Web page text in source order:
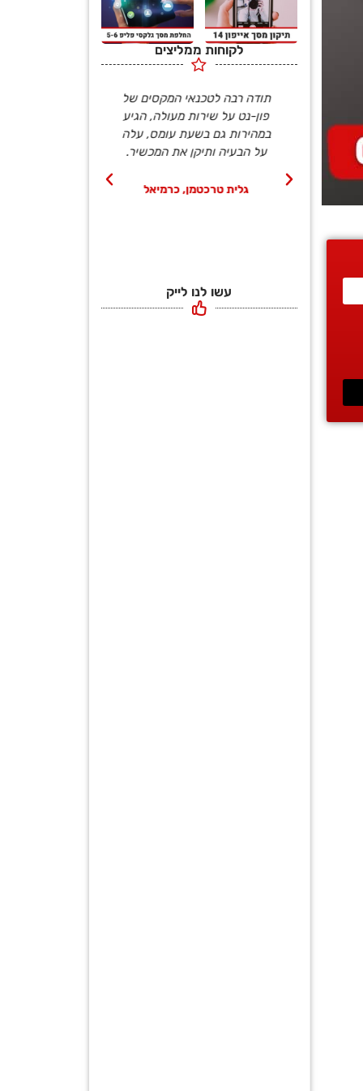
לקוחות ממליצים
גם מטען TYPE-C, הטכנאי
שעה
שום
תודה רבה לטכנאי המקסים של
פון-נט על שירות מעולה, הגיע
במהירות גם בשעת עומס, עלה
על הבעיה ותיקן את המכשיר.
גלית טרכטמן, כרמיאל
עשו לנו לייק